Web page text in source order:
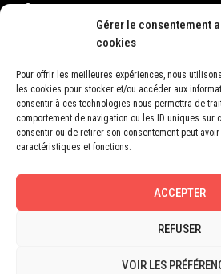
Gérer le consentement
cookies
Pour offrir les meilleures expériences, nous
les cookies pour stocker et/ou accéder aux
consentir à ces technologies nous permettra de
comportement de navigation ou les ID uniques sur
consentir ou de retirer son consentement peut
caractéristiques et fonctions.
ACCEPTER
REFUSER
VOIR LES
Contact
OÙ NOUS TROUVER ?
LEON
2, Square Bellevue
78600 Le Mesnil-le-Roi